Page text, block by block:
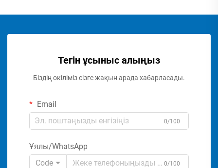
Тегін ұсыныс алыңыз
Біздің өкіліміз сізге жақын арада хабарласады.
Email
0/100
Ұялы/WhatsApp
Code
0/100